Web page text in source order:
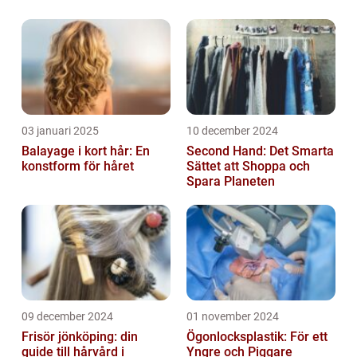
03 januari 2025
Balayage i kort hår: En
konstform för håret
10 december 2024
Second Hand: Det Smarta
Sättet att Shoppa och
Spara Planeten
09 december 2024
Frisör jönköping: din
guide till hårvård i
01 november 2024
Ögonlocksplastik: För ett
Yngre och Piggare